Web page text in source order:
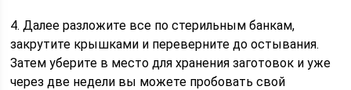
4. Далее разложите все по стерильным банкам,
закрутите крышками и переверните до остывания.
Затем уберите в место для хранения заготовок и уже
через две недели вы можете пробовать свой